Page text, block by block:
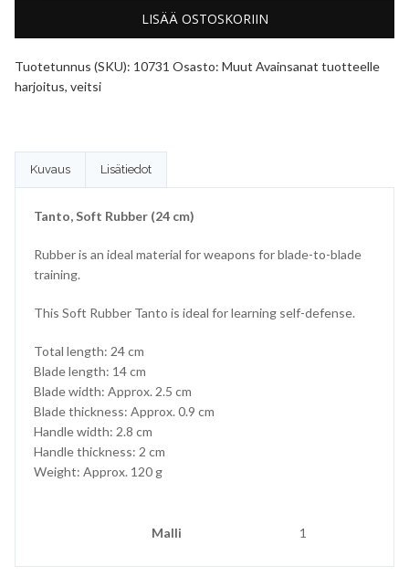
LISÄÄ OSTOSKORIIN
Tuotetunnus (SKU): 10731 Osasto: Muut Avainsanat tuotteelle
harjoitus, veitsi
Kuvaus Lisätiedot
Tanto, Soft Rubber (24 cm)
Rubber is an ideal material for weapons for blade-to-blade
training.
This Soft Rubber Tanto is ideal for learning self-defense.
Total length: 24 cm
Blade length: 14 cm
Blade width: Approx. 2.5 cm
Blade thickness: Approx. 0.9 cm
Handle width: 2.8 cm
Handle thickness: 2 cm
Weight: Approx. 120 g
Malli 1